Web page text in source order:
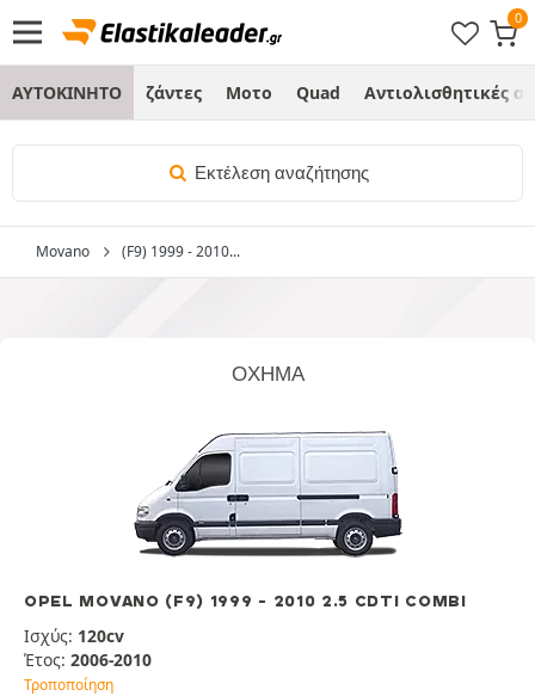
ΑΥΤΟΚΙΝΗΤΟ ζάντες Μοτο Quad Αντιολισθητικές
Εκτέλεση αναζήτησης
Movano (F9) 1999 - 2010...
ΌΧΗΜΑ
OPEL MOVANO (F9) 1999 - 2010 2.5 CDTI COMBI
Ισχύς: 120cv
Έτος: 2006-2010
Τροποποίηση